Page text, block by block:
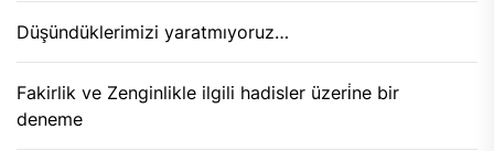
Düşündüklerimizi yaratmıyoruz…
Fakirlik ve Zenginlikle ilgili hadisler üzeri̇ne bir
deneme